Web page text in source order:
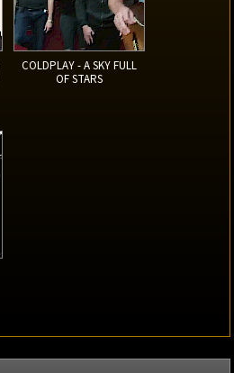
COLDPLAY - A SKY FULL
OF STARS